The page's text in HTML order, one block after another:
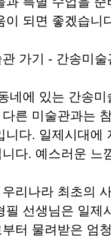
이 되면 좋겠습니
가기 - 간송미술
네에 있는 간송
른 미술관과는
니다. 일제시대에
다. 예스러운 느
리나라 최초의
필 선생님은 일제
터 물려받은 엄